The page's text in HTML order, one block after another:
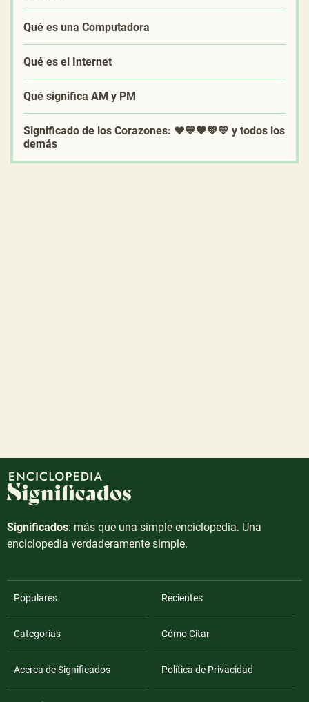
Qué es una Computadora
Qué es el Internet
Qué significa AM y PM
Significado de los Corazones: ❤️💙🖤💚💛 y todos los
demás
Significados: más que una simple enciclopedia. Una
enciclopedia verdaderamente simple.
Populares Recientes
Categorías Cómo Citar
Acerca de Significados Política de Privacidad